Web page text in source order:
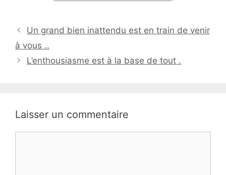
Un grand bien inattendu est en train de venir
à vous ..
L’enthousiasme est à la base de tout .
Laisser un commentaire